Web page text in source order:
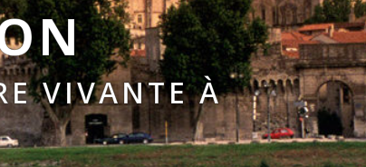
VIVANTE À